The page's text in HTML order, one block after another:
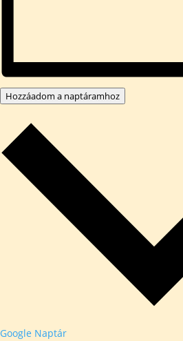
Hozzáadom a naptáramhoz
Google Naptár